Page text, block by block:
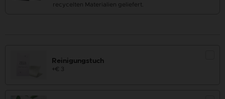
recycelten Materialien geliefert.
Reinigungstuch
+€ 3